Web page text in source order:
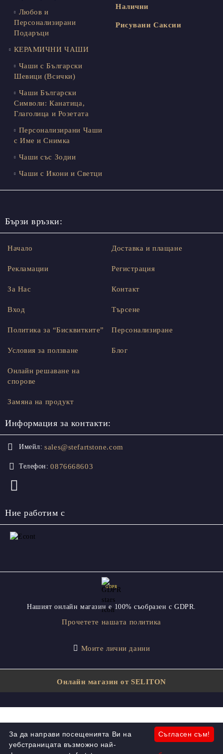
Любов и
Персонализирани
Подаръци
КЕРАМИЧНИ ЧАШИ
Чаши с Български
Шевици (Всички)
Чаши Български
Символи: Канатица,
Глаголица и Розетата
Персонализирани Чаши
с Име и Снимка
Чаши със Зодии
Чаши с Икони и Светци
Налични
Рисувани Саксии
Бързи връзки:
Начало
Рекламации
За Нас
Вход
Доставка и плащане
Регистрация
Контакт
Търсене
Политика за “Бисквитките”
Условия за ползване
Онлайн решаване на
спорове
Замяна на продукт
Персонализиране
Блог
Информация за контакти:
Имейл: sales@stefartstone.com
Телефон: 0876668603
Ние работим с
GDPR
Нашият онлайн магазин е 100% съобразен с GDPR.
Прочетете нашата политика
Моите лични данни
Онлайн магазин от SELITON
Съгласен съм!
За да направи посещенията Ви на
уебстраницата възможно най-